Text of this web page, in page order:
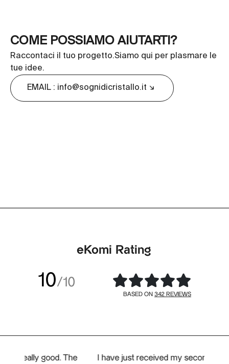
COME POSSIAMO AIUTARTI?
Raccontaci il tuo progetto.Siamo qui per plasmare le
tue idee.
EMAIL : info@sognidicristallo.it
eKomi Rating
10/10
BASED ON 342 REVIEWS
I have just received my second order and can